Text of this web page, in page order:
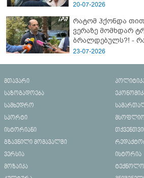
20-07-2026
რატომ ჰქონდა
ვერაზე მომხდარ
ბრალდებულს?! -
23-07-2026
მთავარი
საზოგადოება
სამხედრო
სპორტი
ისტორიანი
გზავნილი მომავალში
ვერსია
ისტორია
მოზაიკა